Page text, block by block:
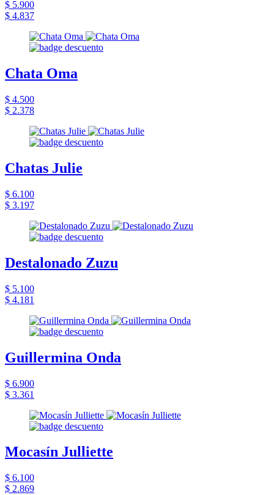
$ 5.900
$ 4.837
Chata Oma
$ 4.500
$ 2.378
Chatas Julie
$ 6.100
$ 3.197
Destalonado Zuzu
$ 5.100
$ 4.181
Guillermina Onda
$ 6.900
$ 3.361
Mocasín Julliette
$ 6.100
$ 2.869